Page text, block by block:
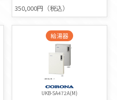
350,000円（税込）
給湯器
UKB-SA472A(M)